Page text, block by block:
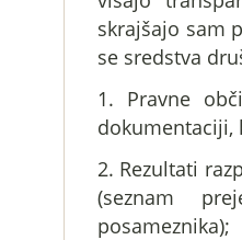
skrajšajo sam
se sredstva
1. Pravne
dokumentaciji,
2. Rezultati
(seznam
posameznika);